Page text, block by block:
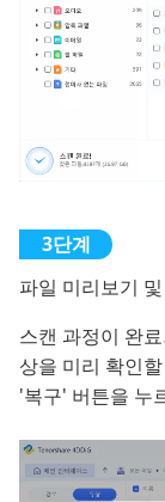
파일 미리보기
스캔 과정이 완
상을 미리 확인
'복구' 버튼을 누